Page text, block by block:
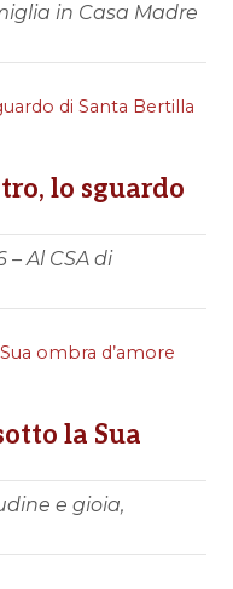
in Casa Madre
di Santa Bertilla
lo sguardo
– Al CSA di
ombra d’amore
la Sua
e gioia,